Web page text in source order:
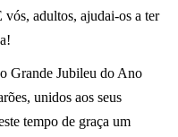
vós, adultos, ajudai-os a ter
Grande Jubileu do Ano
unidos aos seus
tempo de graça um